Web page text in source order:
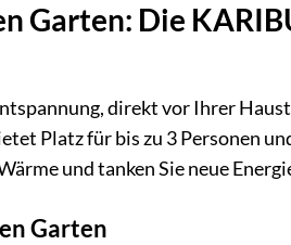
Garten: Die
direkt vor Ihrer
Platz für bis zu 3 Personen
und tanken Sie neue
Garten